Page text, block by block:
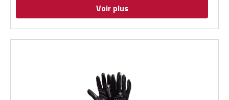
Voir plus